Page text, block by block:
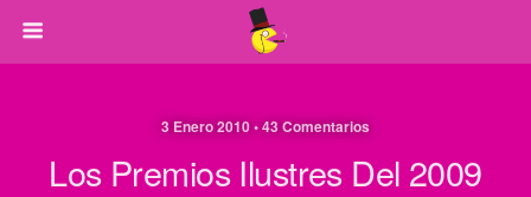
3 Enero 2010 • 43 Comentarios
Los Premios Ilustres Del 2009